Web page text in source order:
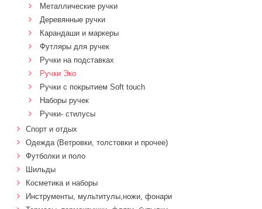
Металлические ручки
Деревянные ручки
Карандаши и маркеры
Футляры для ручек
Ручки на подставках
Ручки Эко
Ручки с покрытием Soft touch
Наборы ручек
Ручки- стилусы
Спорт и отдых
Одежда (Ветровки, толстовки и прочее)
Футболки и поло
Шильды
Косметика и наборы
Инструменты, мультитулы,ножи, фонари